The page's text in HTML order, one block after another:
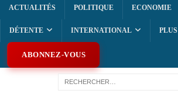
ACTUALITÉS POLITIQUE ECONOMIE
DÉTENTE INTERNATIONAL PLUS
ABONNEZ-VOUS